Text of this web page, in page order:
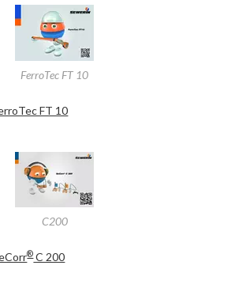
FerroTec FT 10
FT 10
C200
®C 200